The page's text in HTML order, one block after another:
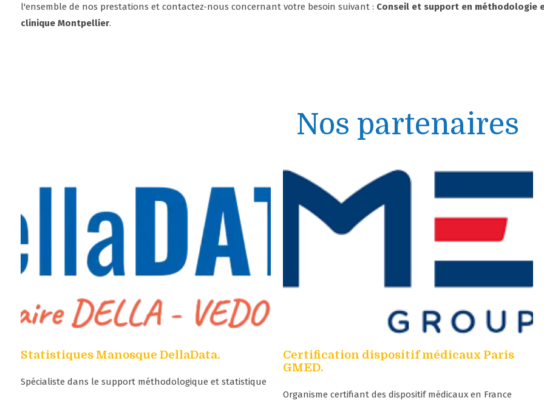
l'ensemble de nos prestations et contactez-nous concernant votre besoin suivant : Conseil et support en méthodologie
clinique Montpellier.
Nos partenaires
Statistiques Manosque DellaData.
Spécialiste dans le support méthodologique et statistique
Certification dispositif médicaux Paris
GMED.
Organisme certifiant des dispositif médicaux en France